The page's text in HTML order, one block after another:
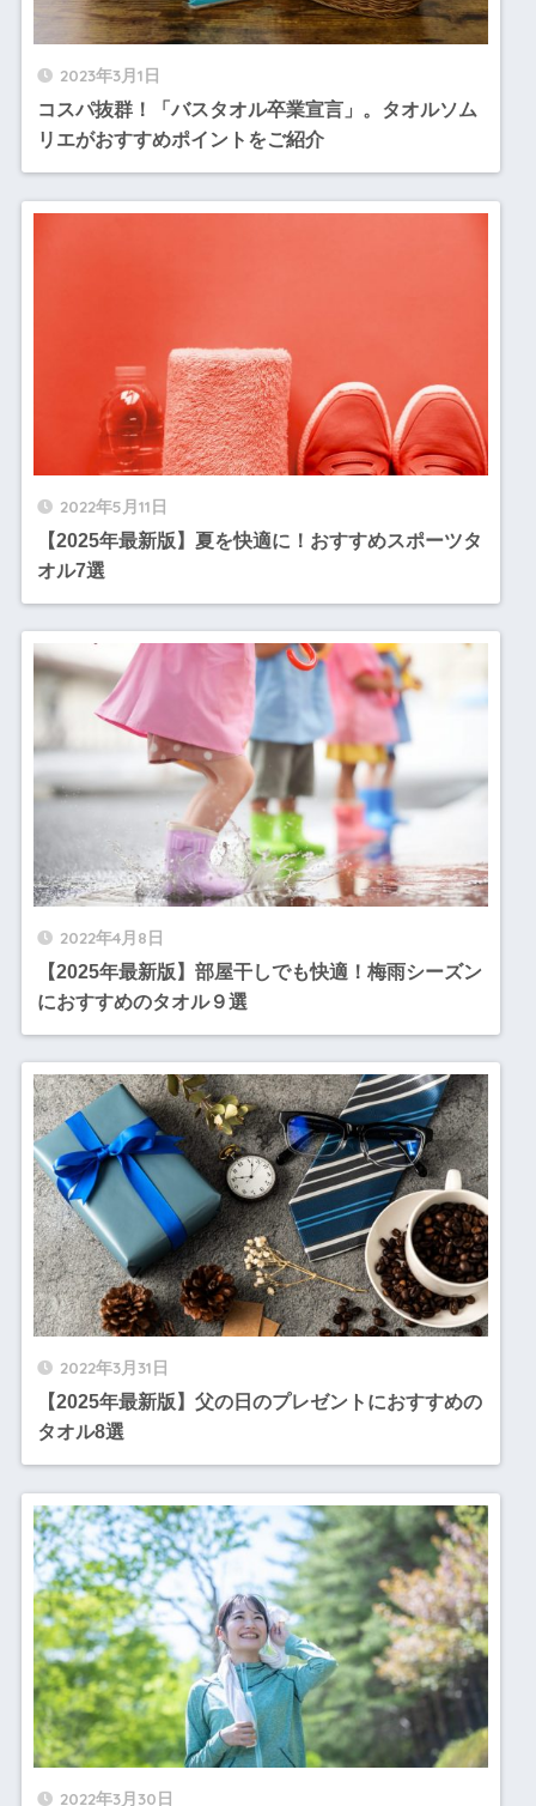
2023年3月1日
コスパ抜群！「バスタオル卒業宣言」。タオルソム
リエがおすすめポイントをご紹介
2022年5月11日
【2025年最新版】夏を快適に！おすすめスポーツタ
オル7選
2022年4月8日
【2025年最新版】部屋干しでも快適！梅雨シーズン
におすすめのタオル９選
2022年3月31日
【2025年最新版】父の日のプレゼントにおすすめの
タオル8選
2022年3月30日